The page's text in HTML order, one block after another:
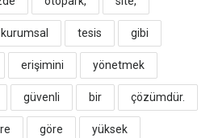
kurumsal tesis gibi
erişimini yönetmek
güvenli bir çözümdür.
göre yüksek